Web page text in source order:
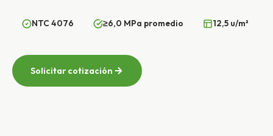
NTC 4076 ≥6,0 MPa promedio 12,5 u/m²
Solicitar cotización